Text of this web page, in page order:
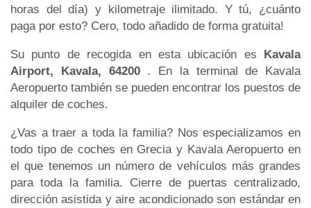
horas del día) y kilometraje ilimitado. Y tú, ¿cuánto
paga por esto? Cero, todo añadido de forma gratuita!
Su punto de recogida en esta ubicación es Kavala
Airport, Kavala, 64200 . En la terminal de Kavala
Aeropuerto también se pueden encontrar los puestos de
alquiler de coches.
¿Vas a traer a toda la familia? Nos especializamos en
todo tipo de coches en Grecia y Kavala Aeropuerto en
el que tenemos un número de vehículos más grandes
para toda la familia. Cierre de puertas centralizado,
dirección asistida y aire acondicionado son estándar en